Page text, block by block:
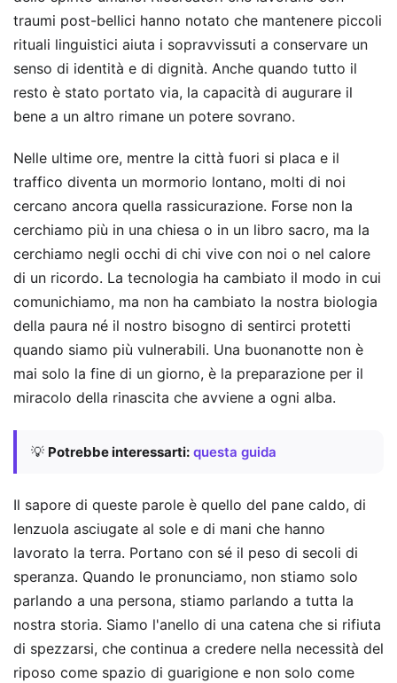
traumi post-bellici hanno notato che mantenere piccoli
rituali linguistici aiuta i sopravvissuti a conservare un
senso di identità e di dignità. Anche quando tutto il
resto è stato portato via, la capacità di augurare il
bene a un altro rimane un potere sovrano.
Nelle ultime ore, mentre la città fuori si placa e il
traffico diventa un mormorio lontano, molti di noi
cercano ancora quella rassicurazione. Forse non la
cerchiamo più in una chiesa o in un libro sacro, ma la
cerchiamo negli occhi di chi vive con noi o nel calore
di un ricordo. La tecnologia ha cambiato il modo in cui
comunichiamo, ma non ha cambiato la nostra biologia
della paura né il nostro bisogno di sentirci protetti
quando siamo più vulnerabili. Una buonanotte non è
mai solo la fine di un giorno, è la preparazione per il
miracolo della rinascita che avviene a ogni alba.
💡 Potrebbe interessarti: questa guida
Il sapore di queste parole è quello del pane caldo, di
lenzuola asciugate al sole e di mani che hanno
lavorato la terra. Portano con sé il peso di secoli di
speranza. Quando le pronunciamo, non stiamo solo
parlando a una persona, stiamo parlando a tutta la
nostra storia. Siamo l'anello di una catena che si rifiuta
di spezzarsi, che continua a credere nella necessità del
riposo come spazio di guarigione e non solo come